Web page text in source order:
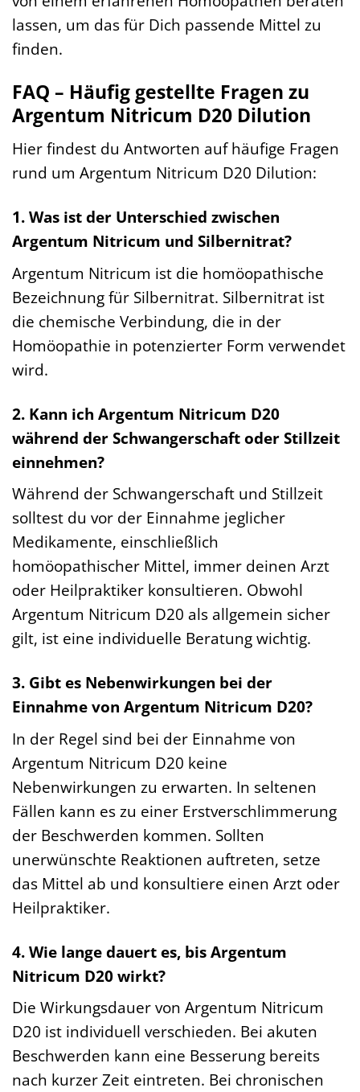
lassen, um das für Dich passende Mittel zu
finden.
FAQ – Häufig gestellte Fragen zu
Argentum Nitricum D20 Dilution
Hier findest du Antworten auf häufige Fragen
rund um Argentum Nitricum D20 Dilution:
1. Was ist der Unterschied zwischen
Argentum Nitricum und Silbernitrat?
Argentum Nitricum ist die homöopathische
Bezeichnung für Silbernitrat. Silbernitrat ist
die chemische Verbindung, die in der
Homöopathie in potenzierter Form verwendet
wird.
2. Kann ich Argentum Nitricum D20
während der Schwangerschaft oder Stillzeit
einnehmen?
Während der Schwangerschaft und Stillzeit
solltest du vor der Einnahme jeglicher
Medikamente, einschließlich
homöopathischer Mittel, immer deinen Arzt
oder Heilpraktiker konsultieren. Obwohl
Argentum Nitricum D20 als allgemein sicher
gilt, ist eine individuelle Beratung wichtig.
3. Gibt es Nebenwirkungen bei der
Einnahme von Argentum Nitricum D20?
In der Regel sind bei der Einnahme von
Argentum Nitricum D20 keine
Nebenwirkungen zu erwarten. In seltenen
Fällen kann es zu einer Erstverschlimmerung
der Beschwerden kommen. Sollten
unerwünschte Reaktionen auftreten, setze
das Mittel ab und konsultiere einen Arzt oder
Heilpraktiker.
4. Wie lange dauert es, bis Argentum
Nitricum D20 wirkt?
Die Wirkungsdauer von Argentum Nitricum
D20 ist individuell verschieden. Bei akuten
Beschwerden kann eine Besserung bereits
nach kurzer Zeit eintreten. Bei chronischen